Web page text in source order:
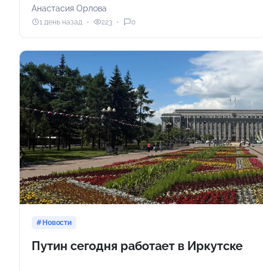
Анастасия Орлова
1 день назад 223 0
Новости
Путин сегодня работает в Иркутске